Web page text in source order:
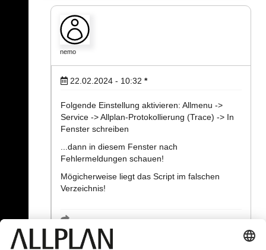
nemo
22.02.2024 - 10:32 *
Folgende Einstellung aktivieren: Allmenu ->
Service -> Allplan-Protokollierung (Trace) -> In
Fenster schreiben
...dann in diesem Fenster nach
Fehlermeldungen schauen!
Mögicherweise liegt das Script im falschen
Verzeichnis!